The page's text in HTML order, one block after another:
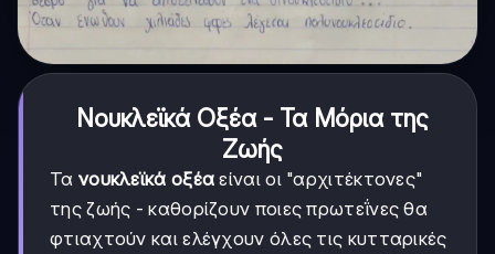
Νουκλεϊκά Οξέα - Τα Μόρια της
Ζωής
Τα νουκλεϊκά οξέα είναι οι "αρχιτέκτονες"
της ζωής - καθορίζουν ποιες πρωτεΐνες θα
φτιαχτούν και ελέγχουν όλες τις κυτταρικές